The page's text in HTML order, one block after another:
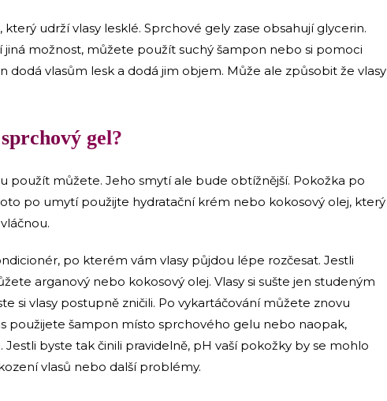
udrží vlasy lesklé. Sprchové gely zase obsahují glycerin.
jiná možnost, můžete použít suchý šampon nebo si pomoci
dodá vlasům lesk a dodá jim objem. Může ale způsobit že vlasy
gel?
použít můžete. Jeho smytí ale bude obtížnější. Pokožka po
po umytí použijte hydratační krém nebo kokosový olej, který
po kterém vám vlasy půjdou lépe rozčesat. Jestli
arganový nebo kokosový olej. Vlasy si sušte jen studeným
si vlasy postupně zničili. Po vykartáčování můžete znovu
použijete šampon místo sprchového gelu nebo naopak,
byste tak činili pravidelně, pH vaší pokožky by se mohlo
vlasů nebo další problémy.